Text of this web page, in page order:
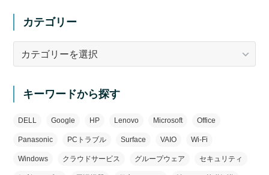
イ
カテゴリー
キーワードから探す
DELL Google HP Lenovo Microsoft Office
Panasonic PCトラブル Surface VAIO Wi-Fi
Windows クラウドサービス グループウェア セキュリティ